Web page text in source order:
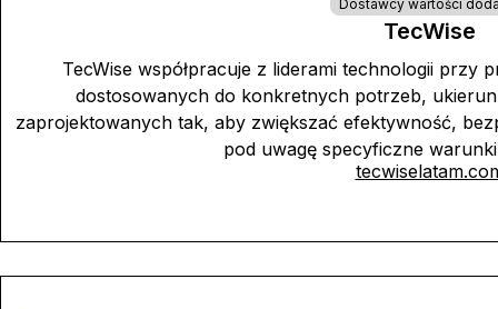
Dostawcy wartości
TecWise
TecWise współpracuje z liderami technologii przy
dostosowanych do konkretnych potrzeb,
zaprojektowanych tak, aby zwiększać efektywność,
pod uwagę specyficzne